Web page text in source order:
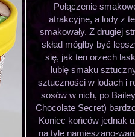
Połączenie
atrakcyjne, a lody z
smakowały. Z drugiej
skład mógłby być
się, jak ten orzech
lubię smaku
sztuczności w lodach i
sosów w nich, po
Chocolate Secret)
Koniec końców jednak
na tyle namieszano-